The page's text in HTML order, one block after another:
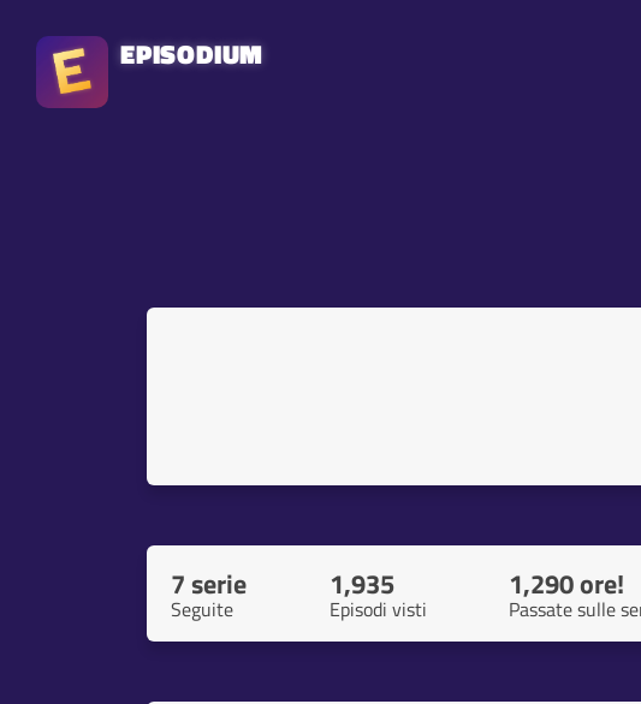
EPISODIUM
7 serie
Seguite
1,935
Episodi visti
1,290 ore!
Passate sulle